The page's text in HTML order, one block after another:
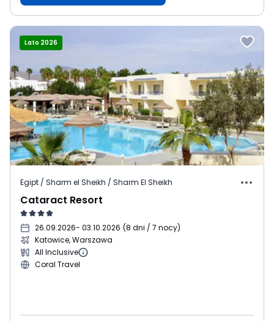
Lato 2026
Egipt / Sharm el Sheikh / Sharm El Sheikh
Cataract Resort
26.09.2026- 03.10.2026 (8 dni / 7 nocy)
Katowice, Warszawa
All Inclusive
Coral Travel